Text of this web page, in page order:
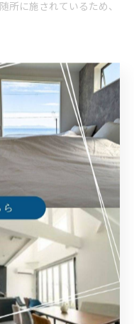
所に施されているため、
ウナ付きヴ
を満喫
ループ旅行に最適な空間
は、海を眺めながら本格
は、氷を入れて好みの温
非日常の開放的な空間
きます。
は、グループ全員での談
ートな空間だからこそ、
力です。サウナ後のリラ
の団らんなど、さまざま